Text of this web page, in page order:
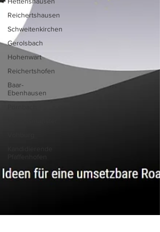
Reichertshausen
Schweitenkirchen
Gerolsbach
Hohenwart
Reichertshofen
Baar-
Ebenhausen